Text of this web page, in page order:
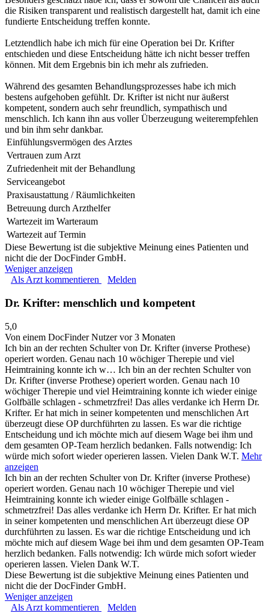
die Risiken transparent und realistisch dargestellt hat, damit ich eine
fundierte Entscheidung treffen konnte.
Letztendlich habe ich mich für eine Operation bei Dr. Krifter
entschieden und diese Entscheidung hätte ich nicht besser treffen
können. Mit dem Ergebnis bin ich mehr als zufrieden.
Während des gesamten Behandlungsprozesses habe ich mich
bestens aufgehoben gefühlt. Dr. Krifter ist nicht nur äußerst
kompetent, sondern auch sehr freundlich, sympathisch und
menschlich. Ich kann ihn aus voller Überzeugung weiterempfehlen
und bin ihm sehr dankbar.
Einfühlungsvermögen des Arztes
Vertrauen zum Arzt
Zufriedenheit mit der Behandlung
Serviceangebot
Praxisaustattung / Räumlichkeiten
Betreuung durch Arzthelfer
Wartezeit im Warteraum
Wartezeit auf Termin
Diese Bewertung ist die subjektive Meinung eines Patienten und
nicht die der DocFinder GmbH.
Weniger anzeigen
Als Arzt kommentieren
Melden
Dr. Krifter: menschlich und kompetent
5,0
Von einem DocFinder Nutzervor 3 Monaten
Ich bin an der rechten Schulter von Dr. Krifter (inverse Prothese)
operiert worden. Genau nach 10 wöchiger Therepie und viel
Heimtraining konnte ich w… Ich bin an der rechten Schulter von
Dr. Krifter (inverse Prothese) operiert worden. Genau nach 10
wöchiger Therepie und viel Heimtraining konnte ich wieder einige
Golfbälle schlagen - schmetrzfrei! Das alles verdanke ich Herrn Dr.
Krifter. Er hat mich in seiner kompetenten und menschlichen Art
überzeugt diese OP durchführten zu lassen. Es war die richtige
Entscheidung und ich möchte mich auf diesem Wage bei ihm und
dem gesamten OP-Team herzlich bedanken. Falls notwendig: Ich
würde mich sofort wieder operieren lassen. Vielen Dank W.T. Mehr
anzeigen
Ich bin an der rechten Schulter von Dr. Krifter (inverse Prothese)
operiert worden. Genau nach 10 wöchiger Therepie und viel
Heimtraining konnte ich wieder einige Golfbälle schlagen -
schmetrzfrei! Das alles verdanke ich Herrn Dr. Krifter. Er hat mich
in seiner kompetenten und menschlichen Art überzeugt diese OP
durchführten zu lassen. Es war die richtige Entscheidung und ich
möchte mich auf diesem Wage bei ihm und dem gesamten OP-Team
herzlich bedanken. Falls notwendig: Ich würde mich sofort wieder
operieren lassen. Vielen Dank W.T.
Diese Bewertung ist die subjektive Meinung eines Patienten und
nicht die der DocFinder GmbH.
Weniger anzeigen
Als Arzt kommentieren
Melden